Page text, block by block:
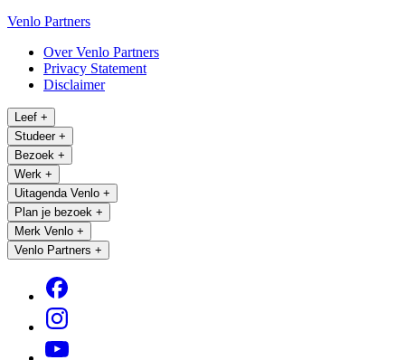
Venlo Partners
Over Venlo Partners
Privacy Statement
Disclaimer
Leef +
Studeer +
Bezoek +
Werk +
Uitagenda Venlo +
Plan je bezoek +
Merk Venlo +
Venlo Partners +